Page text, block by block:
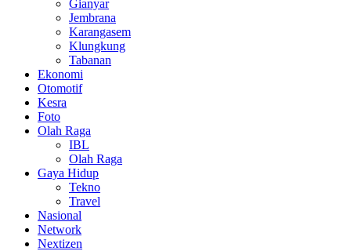
Gianyar
Jembrana
Karangasem
Klungkung
Tabanan
Ekonomi
Otomotif
Kesra
Foto
Olah Raga
IBL
Olah Raga
Gaya Hidup
Tekno
Travel
Nasional
Network
Nextizen